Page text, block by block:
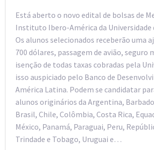
Está aberto o novo edital de bolsas de
Instituto Ibero-América da Universidade
Os alunos selecionados receberão uma
700 dólares, passagem de avião, seguro
isenção de todas taxas cobradas pela
isso auspiciado pelo Banco de
América Latina. Podem se candidatar
alunos originários da Argentina,
Brasil, Chile, Colômbia, Costa Rica,
México, Panamá, Paraguai, Peru,
Trindade e Tobago, Uruguai e…